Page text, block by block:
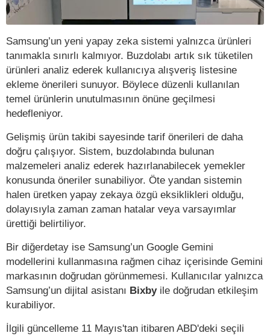
Samsung’un yeni yapay zeka sistemi yalnızca ürünleri
tanımakla sınırlı kalmıyor. Buzdolabı artık sık tüketilen
ürünleri analiz ederek kullanıcıya alışveriş listesine
ekleme önerileri sunuyor. Böylece düzenli kullanılan
temel ürünlerin unutulmasının önüne geçilmesi
hedefleniyor.
Gelişmiş ürün takibi sayesinde tarif önerileri de daha
doğru çalışıyor. Sistem, buzdolabında bulunan
malzemeleri analiz ederek hazırlanabilecek yemekler
konusunda öneriler sunabiliyor. Öte yandan sistemin
halen üretken yapay zekaya özgü eksiklikleri olduğu,
dolayısıyla zaman zaman hatalar veya varsayımlar
ürettiği belirtiliyor.
Bir diğerdetay ise Samsung’un Google Gemini
modellerini kullanmasına rağmen cihaz içerisinde Gemini
markasının doğrudan görünmemesi. Kullanıcılar yalnızca
Samsung’un dijital asistanı Bixbyile doğrudan etkileşim
kurabiliyor.
İlgili güncelleme 11 Mayıs'tan itibaren ABD'deki seçili